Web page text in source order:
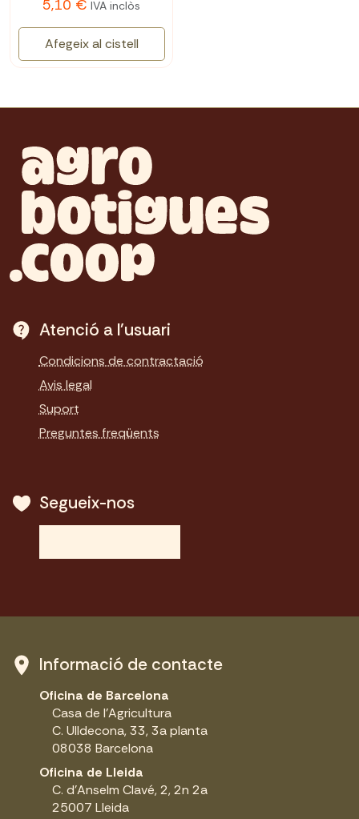
5,10 € IVA inclòs
Afegeix al cistell
Atenció a l'usuari
Condicions de contractació
Avis legal
Suport
Preguntes freqüents
Segueix-nos
Informació de contacte
Oficina de Barcelona
Casa de l'Agricultura
C. Ulldecona, 33, 3a planta
08038 Barcelona
Oficina de Lleida
C. d'Anselm Clavé, 2, 2n 2a
25007 Lleida